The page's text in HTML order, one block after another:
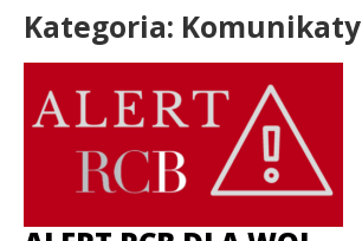
Kategoria: Komunikaty